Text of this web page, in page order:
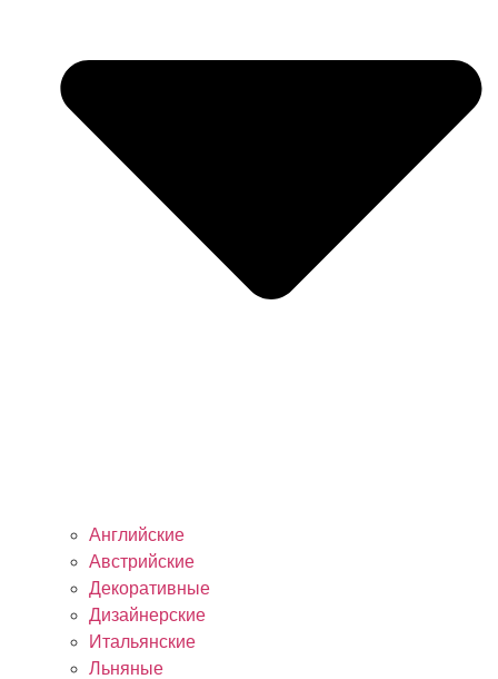
Английские
Австрийские
Декоративные
Дизайнерские
Итальянские
Льняные